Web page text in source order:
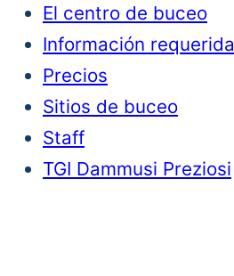
El centro de buceo
Información requerida
Precios
Sitios de buceo
Staff
TGI Dammusi Preziosi